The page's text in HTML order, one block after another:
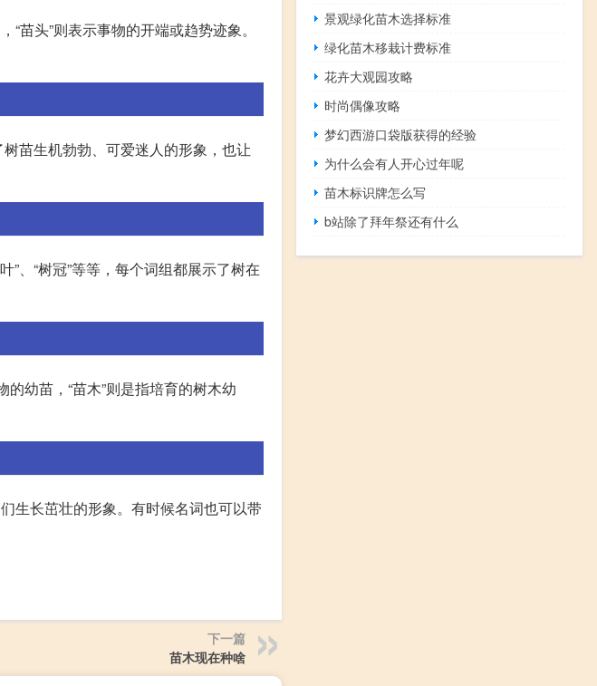
苗头”则表示事物的开端或趋势迹象。
树苗生机勃勃、可爱迷人的形象，也让
”、“树冠”等等，每个词组都展示了树在
幼苗，“苗木”则是指培育的树木幼
生长茁壮的形象。有时候名词也可以带
下一篇
苗木现在种啥
景观绿化苗木选择标准
绿化苗木移栽计费标准
花卉大观园攻略
时尚偶像攻略
梦幻西游口袋版获得的经验
为什么会有人开心过年呢
苗木标识牌怎么写
b站除了拜年祭还有什么